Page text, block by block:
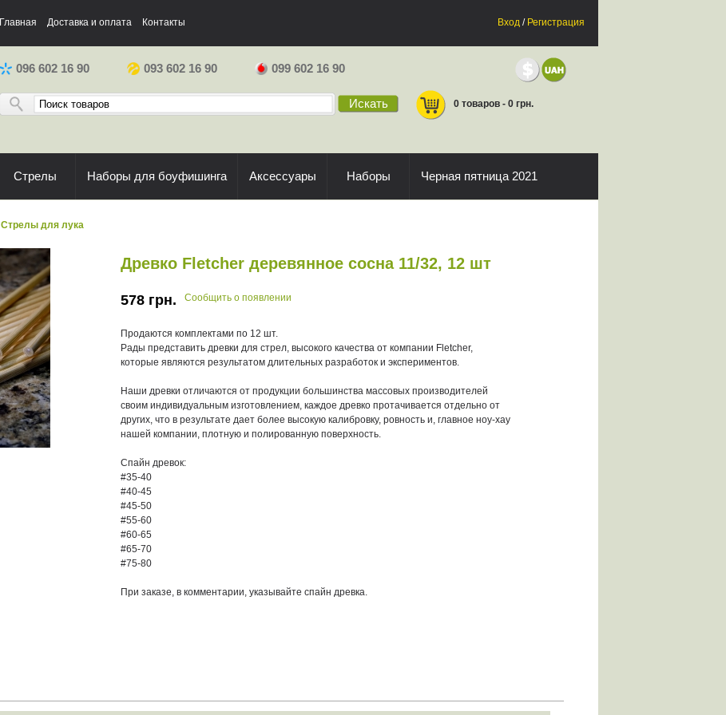
Главная Доставка и оплата Контакты Вход / Регистрация
096 602 16 90 093 602 16 90 099 602 16 90
Искать 0 товаров - 0 грн.
Стрелы Наборы для боуфишинга Аксессуары Наборы Черная пятница 2021
Стрелы для лука
Древко Fletcher деревянное сосна 11/32, 12 шт
578 грн. Сообщить о появлении
Продаются комплектами по 12 шт.
Рады представить древки для стрел, высокого качества от компании Fletcher,
которые являются результатом длительных разработок и экспериментов.
Наши древки отличаются от продукции большинства массовых производителей
своим индивидуальным изготовлением, каждое древко протачивается отдельно от
других, что в результате дает более высокую калибровку, ровность и, главное ноу-хау
нашей компании, плотную и полированную поверхность.
Спайн древок:
#35-40
#40-45
#45-50
#55-60
#60-65
#65-70
#75-80
При заказе, в комментарии, указывайте спайн древка.